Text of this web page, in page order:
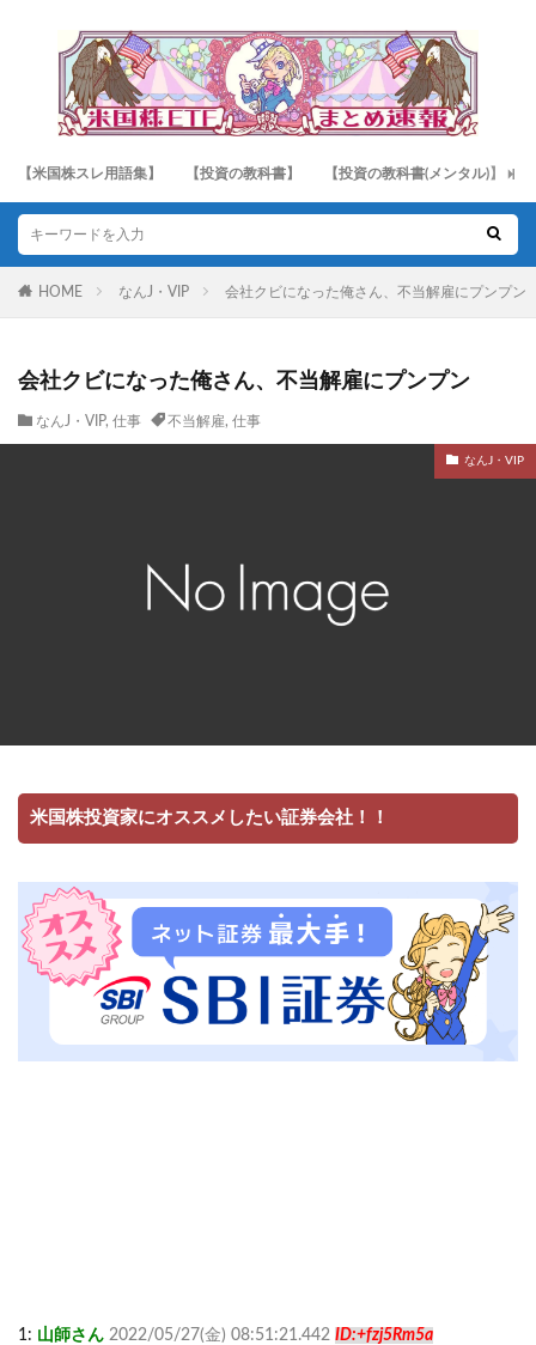
【米国株スレ用語集】 【投資の教科書】 【投資の教科書(メンタル)】
HOME なんJ・VIP 会社クビになった俺さん、不当解雇にプンプン
会社クビになった俺さん、不当解雇にプンプン
なんJ・VIP, 仕事 不当解雇, 仕事
なんJ・VIP
米国株投資家にオススメしたい証券会社！！
1: 山師さん 2022/05/27(金) 08:51:21.442 ID:+fzj5Rm5a